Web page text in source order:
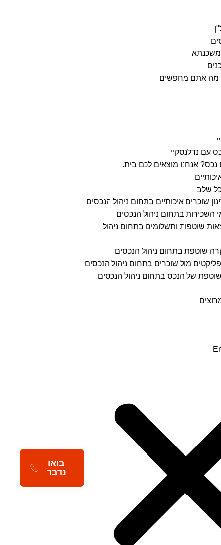
משכנתא
מה אתם מחפשים
עם נדלנסקיי
אנחנו מוצאים לכם בית.
שלב
שוכרים איכותיים בתחום ניהול הנכסים
השכירות בתחום ניהול הנכסים
שוטפות ותשלומים בתחום ניהול
שוטפת בתחום ניהול הנכסים
מול שוכרים בתחום ניהול הנכסים
של הנכס בתחום ניהול הנכסים
בואו
נדבר